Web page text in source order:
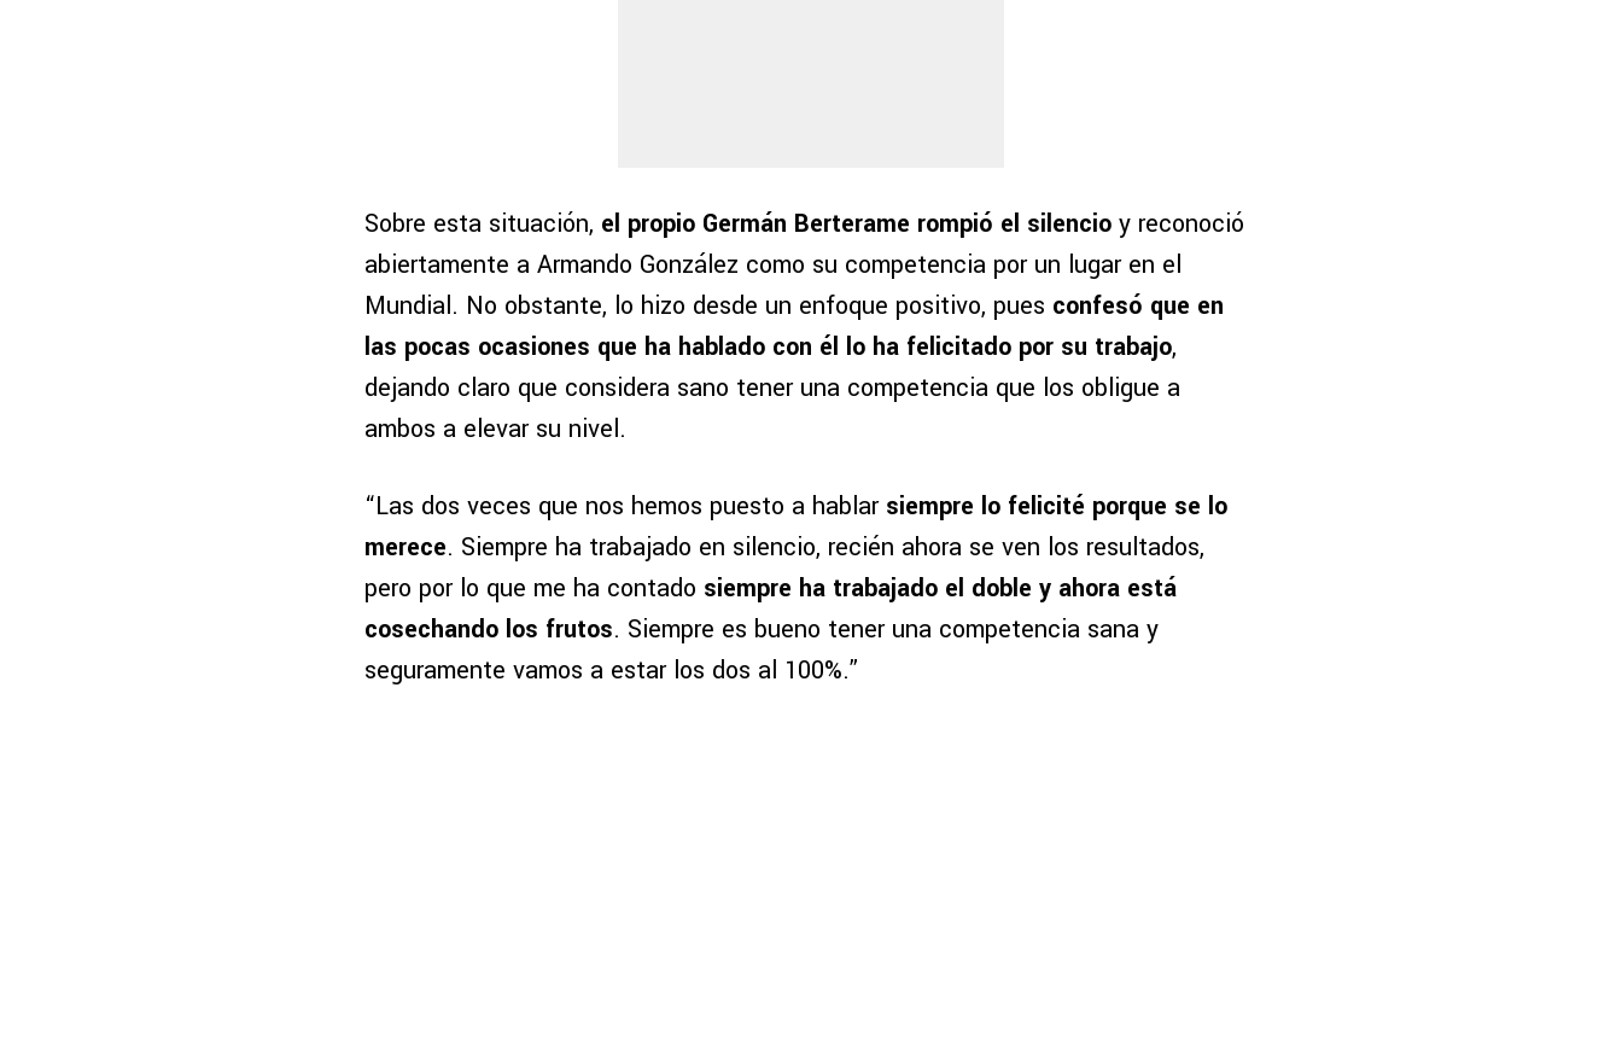
Sobre esta situación, el propio Germán Berterame rompió el silencio y reconoció
abiertamente a Armando González como su competencia por un lugar en el
Mundial. No obstante, lo hizo desde un enfoque positivo, pues confesó que en
las pocas ocasiones que ha hablado con él lo ha felicitado por su trabajo,
dejando claro que considera sano tener una competencia que los obligue a
ambos a elevar su nivel.
“Las dos veces que nos hemos puesto a hablar siempre lo felicité porque se lo
merece. Siempre ha trabajado en silencio, recién ahora se ven los resultados,
pero por lo que me ha contado siempre ha trabajado el doble y ahora está
cosechando los frutos. Siempre es bueno tener una competencia sana y
seguramente vamos a estar los dos al 100%.”